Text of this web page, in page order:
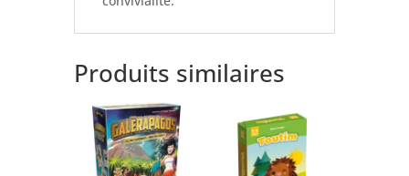
Produits similaires